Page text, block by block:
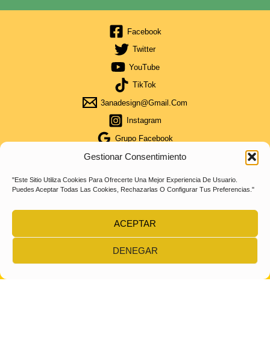
Gestionar Consentimiento
"Este Sitio Utiliza Cookies Para Ofrecerte Una Mejor Experiencia De Usuario.
Puedes Aceptar Todas Las Cookies, Rechazarlas O Configurar Tus Preferencias."
ACEPTAR
DENEGAR
Facebook
Twitter
YouTube
TikTok
3anadesign@gmail.com
Instagram
Grupo Facebook
Telegram
⏱️ 14:53 Faltan35,00€Para El CupónPRODUCTO10